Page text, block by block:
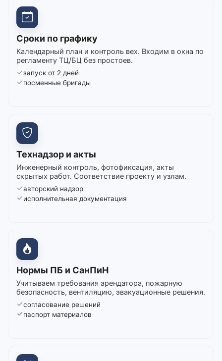
Сроки по графику
Календарный план и контроль вех. Входим в окна по
регламенту ТЦ/БЦ без простоев.
запуск от 2 дней
посменные бригады
Технадзор и акты
Инженерный контроль, фотофиксация, акты
скрытых работ. Соответствие проекту и узлам.
авторский надзор
исполнительная документация
Нормы ПБ и СанПиН
Учитываем требования арендатора, пожарную
безопасность, вентиляцию, эвакуационные решения.
согласование решений
паспорт материалов